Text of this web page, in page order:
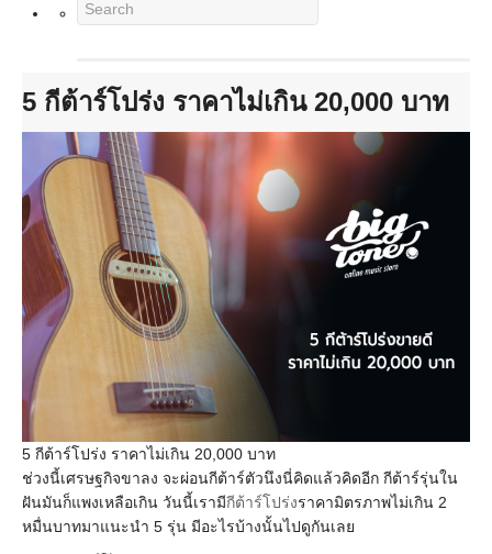
5 กีต้าร์โปร่ง ราคาไม่เกิน 20,000 บาท
5 กีต้าร์โปร่ง ราคาไม่เกิน 20,000 บาท
ช่วงนี้เศรษฐกิจขาลง จะผ่อนกีต้าร์ตัวนึงนี่คิดแล้วคิดอีก กีต้าร์รุ่นใน
ฝันมันก็แพงเหลือเกิน วันนี้เรามีกีต้าร์โปร่งราคามิตรภาพไม่เกิน 2
หมื่นบาทมาแนะนำ 5 รุ่น มีอะไรบ้างนั้นไปดูกันเลย